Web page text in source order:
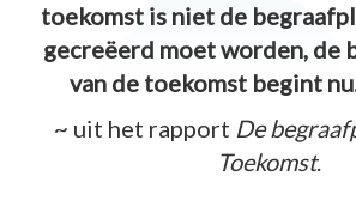
toekomst is niet de
gecreëerd moet worden, de
van de toekomst begint
~ uit het rapport De
Toekomst.